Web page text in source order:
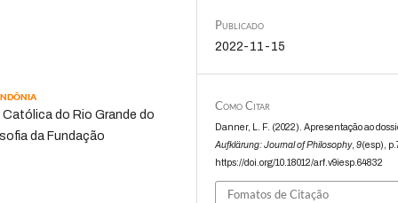
do Rio Grande do
da Fundação
Publicado
2022-11-15
Como Citar
Danner, L. F. (2022). Apresentação ao
Aufklärung: Journal of Philosophy,9(esp),
https://doi.org/10.18012/arf.v9iesp.64832
Fomatos de Citação